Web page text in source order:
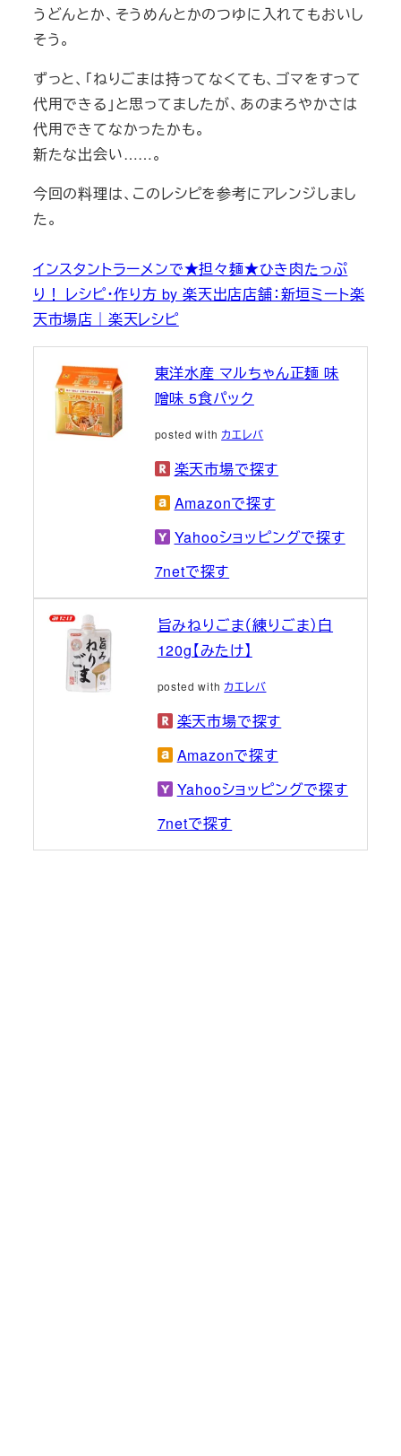
うどんとか、そうめんとかのつゆに入れてもおいし
そう。
ずっと、「ねりごまは持ってなくても、ゴマをすって
代用できる」と思ってましたが、あのまろやかさは
代用できてなかったかも。
新たな出会い……。
今回の料理は、このレシピを参考にアレンジしまし
た。
インスタントラーメンで★担々麺★ひき肉たっぷ
り！ レシピ・作り方 by 楽天出店店舗：新垣ミート楽
天市場店｜楽天レシピ
東洋水産 マルちゃん正麺 味
噌味 5食パック
posted with カエレバ
楽天市場で探す
Amazonで探す
Yahooショッピングで探す
7netで探す
旨みねりごま（練りごま）白
120g【みたけ】
posted with カエレバ
楽天市場で探す
Amazonで探す
Yahooショッピングで探す
7netで探す